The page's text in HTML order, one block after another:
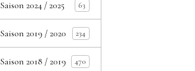
Saison 2024 / 2025 63
Saison 2019 / 2020 234
Saison 2018 / 2019 470